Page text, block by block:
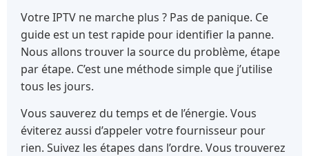
Votre IPTV ne marche plus ? Pas de panique. Ce
guide est un test rapide pour identifier la panne.
Nous allons trouver la source du problème, étape
par étape. C’est une méthode simple que j’utilise
tous les jours.
Vous sauverez du temps et de l’énergie. Vous
éviterez aussi d’appeler votre fournisseur pour
rien. Suivez les étapes dans l’ordre. Vous trouverez